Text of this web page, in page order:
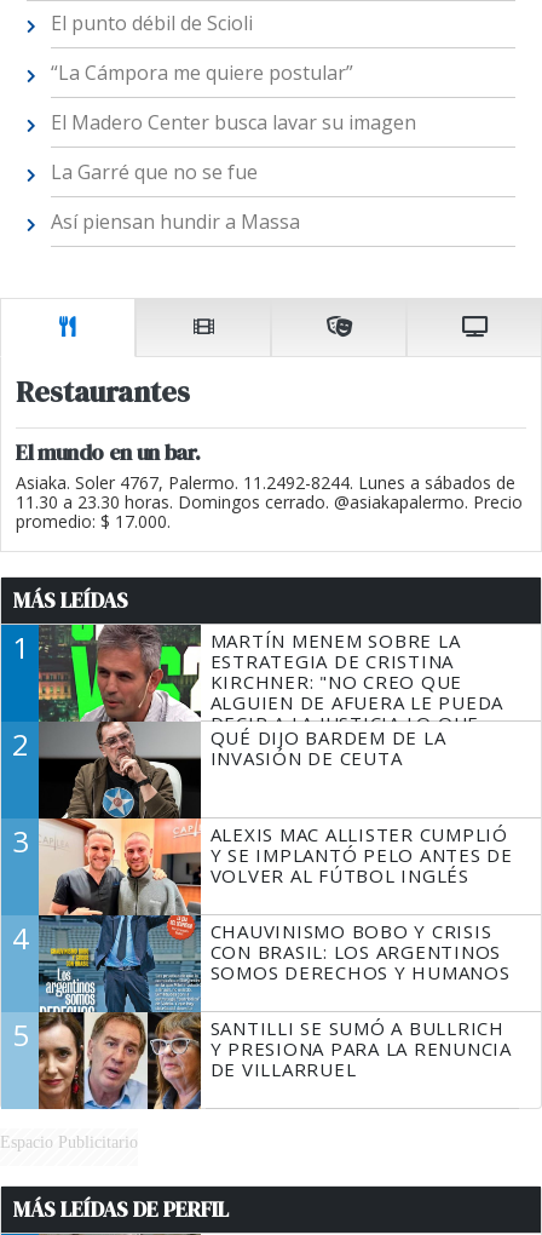
El punto débil de Scioli
“La Cámpora me quiere postular”
El Madero Center busca lavar su imagen
La Garré que no se fue
Así piensan hundir a Massa
Restaurantes
El mundo en un bar.
Asiaka. Soler 4767, Palermo. 11.2492-8244. Lunes a sábados de
11.30 a 23.30 horas. Domingos cerrado. @asiakapalermo. Precio
promedio: $ 17.000.
MÁS LEÍDAS
1
MARTÍN MENEM SOBRE LA
ESTRATEGIA DE CRISTINA
KIRCHNER: "NO CREO QUE
ALGUIEN DE AFUERA LE PUEDA
DECIR A LA JUSTICIA LO QUE
TIENE QUE HACER"
2
QUÉ DIJO BARDEM DE LA
INVASIÓN DE CEUTA
3
ALEXIS MAC ALLISTER CUMPLIÓ
Y SE IMPLANTÓ PELO ANTES DE
VOLVER AL FÚTBOL INGLÉS
4
CHAUVINISMO BOBO Y CRISIS
CON BRASIL: LOS ARGENTINOS
SOMOS DERECHOS Y HUMANOS
5
SANTILLI SE SUMÓ A BULLRICH
Y PRESIONA PARA LA RENUNCIA
DE VILLARRUEL
Espacio Publicitario
MÁS LEÍDAS DE PERFIL